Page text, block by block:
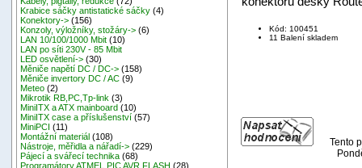
Krabice sáčky antistatické sáčky (4)
Konektory-> (156)
Konzoly, výložníky, stožáry-> (6)
LAN 10/100/1000 Mbit (10)
LAN po síti 230V - 85 Mbit
LED osvětlení-> (30)
Měniče napětí DC / DC-> (158)
Měniče invertory DC / AC (9)
Meteo (2)
Mikrotik RB,PC,Tp-link (3)
MiniITX a ATX mainboard (10)
MiniITX case a příslušenství (57)
MiniPCI (11)
Montážní materiál (108)
Nástroje, měřidla a nářadí-> (229)
Pájecí a svářecí technika (68)
Programátory ATMEL PIC AVR FLASH (28)
Kód: 100451
11 Balení skladem
Tento